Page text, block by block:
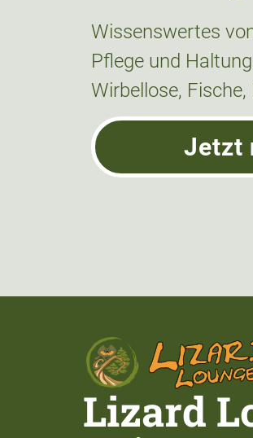
Wissenswertes
Pflege und
Wirbellose, Fische,
Jetzt
Lizard